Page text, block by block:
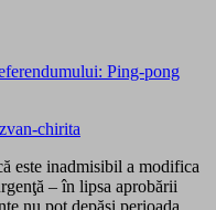
Ping-pong
este inadmisibil a modifica
– în lipsa aprobării